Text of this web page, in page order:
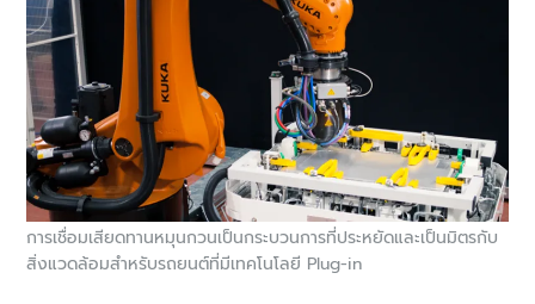
การเชื่อมเสียดทานหมุนกวนเป็นกระบวนการที่ประหยัดและเป็นมิตรกับ
สิ่งแวดล้อมสำหรับรถยนต์ที่มีเทคโนโลยี Plug-in